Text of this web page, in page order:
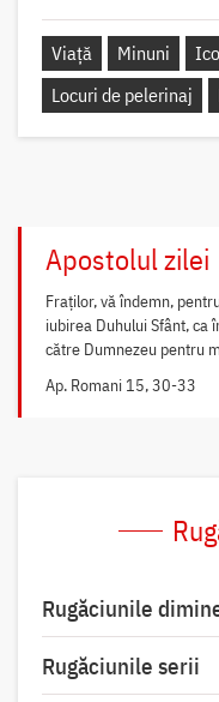
Viață Minuni
Locuri de pelerinaj
Apostolul zilei
Fraților, vă îndemn,
iubirea Duhului Sfânt, ca
către Dumnezeu pentru
Ap. Romani 15, 30-33
Rugăciunile
Rugăciunile serii